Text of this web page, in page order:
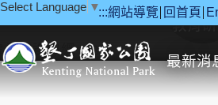
:::網站導覽 回首頁
Select Language ▼
最新消
教育